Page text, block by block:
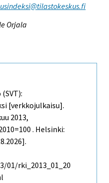
Orjala
[verkkojulkaisu].
2013,
. Helsinki:
rki_2013_01_20